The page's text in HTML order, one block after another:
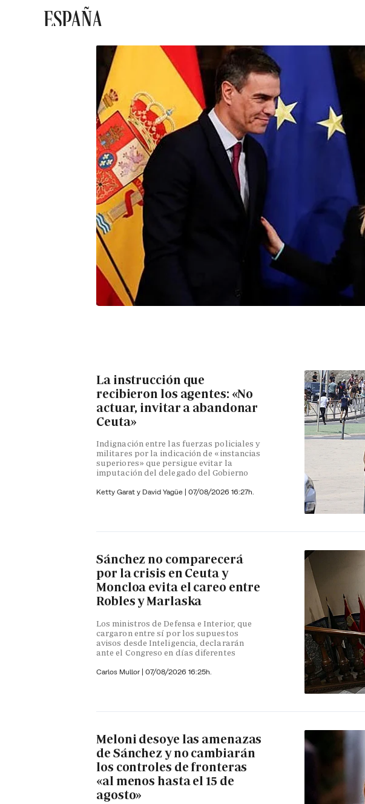
ESPAÑA
La instrucción que
recibieron los agentes: «No
actuar, invitar a abandonar
Ceuta»
Indignación entre las fuerzas policiales y
militares por la indicación de «instancias
superiores» que persigue evitar la
imputación del delegado del Gobierno
Ketty Garat y David Yagüe | 07/08/2026 16:27h.
Sánchez no comparecerá
por la crisis en Ceuta y
Moncloa evita el careo entre
Robles y Marlaska
Los ministros de Defensa e Interior, que
cargaron entre sí por los supuestos
avisos desde Inteligencia, declararán
ante el Congreso en días diferentes
Carlos Mullor | 07/08/2026 16:25h.
Meloni desoye las amenazas
de Sánchez y no cambiarán
los controles de fronteras
«al menos hasta el 15 de
agosto»